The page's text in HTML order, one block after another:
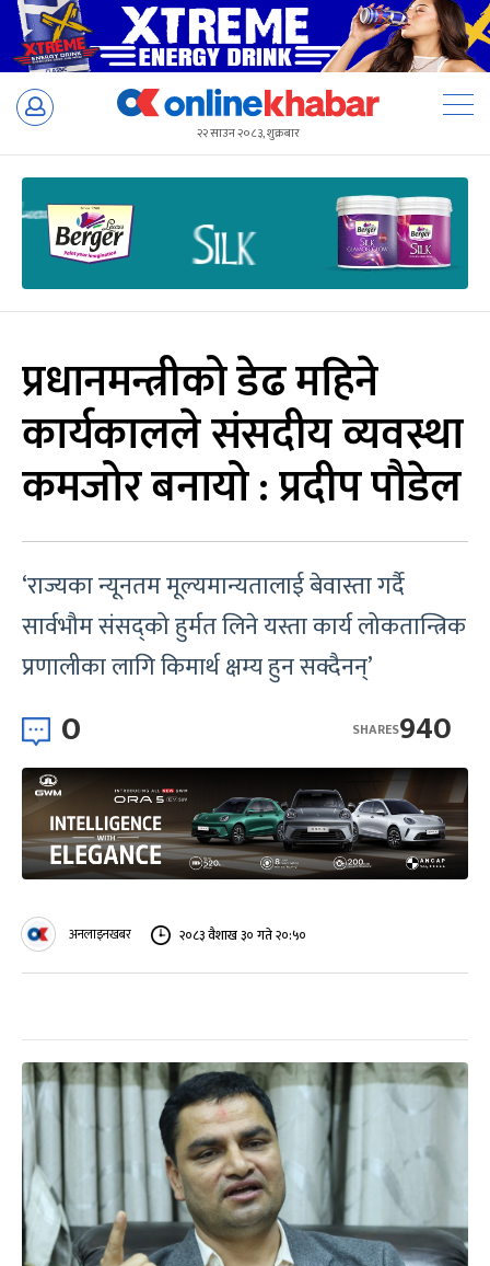
Skip
२२ साउन २०८३, शुक्रबार
प्रधानमन्त्रीको डेढ महिने
कार्यकालले संसदीय व्यवस्था
कमजोर बनायो : प्रदीप पौडेल
‘राज्यका न्यूनतम मूल्यमान्यतालाई बेवास्ता गर्दै
सार्वभौम संसद्को हुर्मत लिने यस्ता कार्य लोकतान्त्रिक
प्रणालीका लागि किमार्थ क्षम्य हुन सक्दैनन्’
0 940
SHARES
अनलाइनखबर २०८३ वैशाख ३० गते २०:५०